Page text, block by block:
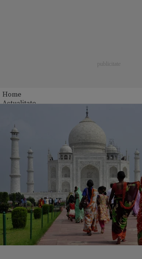
Home
Actualitate